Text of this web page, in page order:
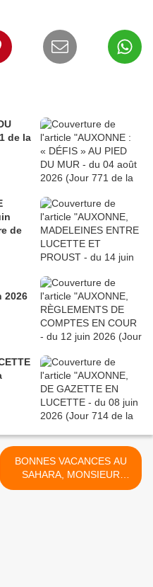
de la
de
2026
BONNES VACANCES AU
SAHARA, MONSIEUR
HULOT ! - du 21 mai 2017